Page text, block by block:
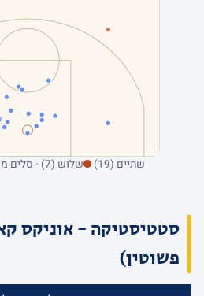
שתיים (19)
שלוש (7) ·
סטטיסטיקה - אוניקס
פשוטין)